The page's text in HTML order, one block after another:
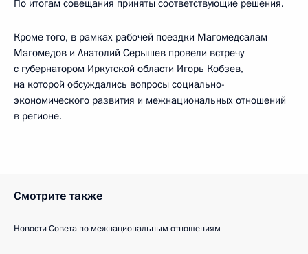
По итогам совещания приняты соответствующие решения.
Кроме того, в рамках рабочей поездки Магомедсалам
Магомедов и Анатолий Серышев провели встречу
с губернатором Иркутской области Игорь Кобзев,
на которой обсуждались вопросы социально-
экономического развития и межнациональных отношений
в регионе.
Смотрите также
Новости Совета по межнациональным отношениям